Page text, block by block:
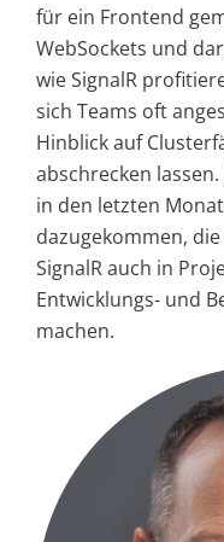
für ein Frontend
WebSockets und
wie SignalR
sich Teams oft
Hinblick auf
abschrecken
in den letzten
dazugekommen,
SignalR auch in
Entwicklungs- und
machen.